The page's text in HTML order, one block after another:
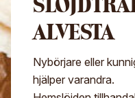
Frågor och
Om Mina
Skogens
Ull
ALVESTA
Nybörjare eller
hjälper varandra.
Meddelande*